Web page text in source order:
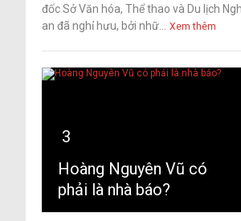
đốc Sở Văn hóa, Thể thao và Du lịch
an đã nghỉ hưu, bởi nhữ...
Xem thêm
3
Hoàng Nguyên Vũ có
phải là nhà báo?